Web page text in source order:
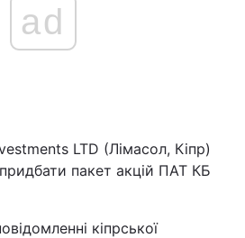
ad
LTD (Лімасол, Кіпр)
пакет акцій ПАТ КБ
кіпрської